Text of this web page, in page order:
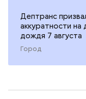
Дептранс
аккуратности на
дождя 7 августа
Город